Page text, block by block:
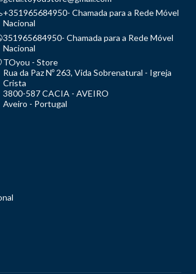
+351965684950- Chamada para a Rede Móvel
Nacional
351965684950- Chamada para a Rede Móvel
Nacional
TOyou - Store
Rua da Paz Nº 263, Vida Sobrenatural - Igreja
Crista
3800-587 CACIA - AVEIRO
Aveiro - Portugal